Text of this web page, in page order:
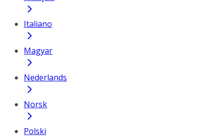
Italiano
Magyar
Nederlands
Norsk
Polski